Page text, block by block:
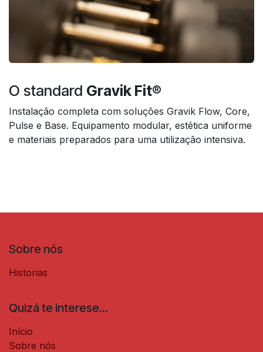
O standard Gravik Fit®
Instalação completa com soluções Gravik Flow, Core,
Pulse e Base. Equipamento modular, estética uniforme
e materiais preparados para uma utilização intensiva.
Sobre nós
Historias
Quizá te interese...
Início
Sobre nós